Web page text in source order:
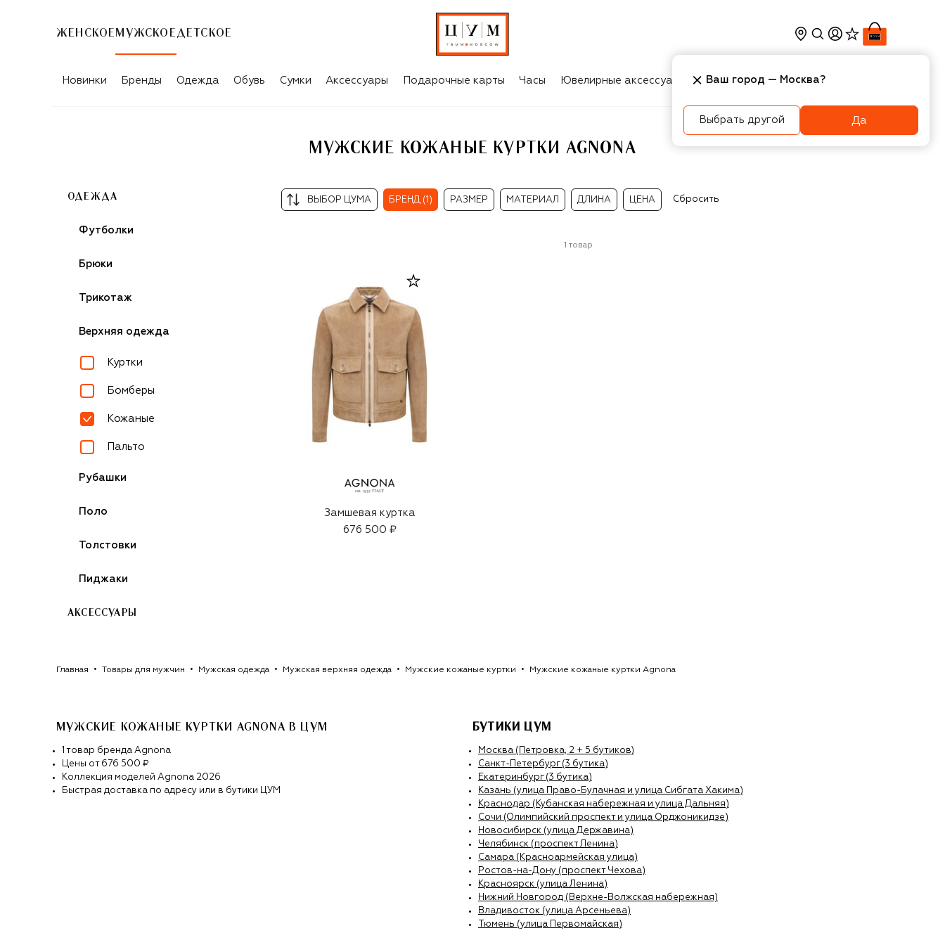
ЖЕНСКОЕ МУЖСКОЕ ДЕТСКОЕ
МУЖСКИЕ КОЖАНЫЕ КУРТКИ AGNONA
Новинки Бренды Одежда Обувь Сумки Аксессуары Подарочные карты Часы Ювелирные аксессуары Косметика Интерьер
МУЖСКИЕ КОЖАНЫЕ КУРТКИ AGNONA
ОДЕЖДА
Футболки
Брюки
Трикотаж
Верхняя одежда
Куртки
Бомберы
Кожаные
Пальто
Рубашки
Поло
Толстовки
Пиджаки
АКСЕССУАРЫ
ВЫБОР ЦУМА БРЕНД (1) РАЗМЕР МАТЕРИАЛ ДЛИНА ЦЕНА Сбросить
1 товар
Замшевая куртка
676 500 ₽
Главная Товары для мужчин Мужская одежда Мужская верхняя одежда Мужские кожаные куртки Мужские кожаные куртки Agnona
МУЖСКИЕ КОЖАНЫЕ КУРТКИ AGNONA В ЦУМ
1 товар бренда Agnona
Цены от 676 500 ₽
Коллекция моделей Agnona 2026
Быстрая доставка по адресу или в бутики ЦУМ
БУТИКИ ЦУМ
Москва (Петровка, 2 + 5 бутиков)
Санкт-Петербург (3 бутика)
Екатеринбург (3 бутика)
Казань (улица Право-Булачная и улица Сибгата Хакима)
Краснодар (Кубанская набережная и улица Дальняя)
Сочи (Олимпийский проспект и улица Орджоникидзе)
Новосибирск (улица Державина)
Челябинск (проспект Ленина)
Самара (Красноармейская улица)
Ростов-на-Дону (проспект Чехова)
Красноярск (улица Ленина)
Нижний Новгород (Верхне-Волжская набережная)
Владивосток (улица Арсеньева)
Тюмень (улица Первомайская)
Ваш город — Москва?
Выбрать другой Да